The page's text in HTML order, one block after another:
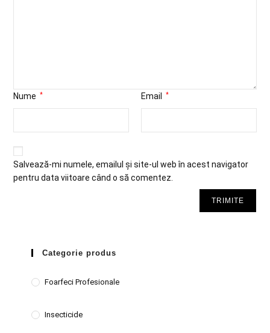
Nume * Email *
Salvează-mi numele, emailul și site-ul web în acest navigator
pentru data viitoare când o să comentez.
Categorie produs
Foarfeci Profesionale
Insecticide